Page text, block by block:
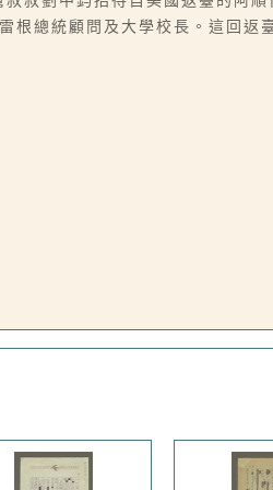
總統顧問及大學校長。這回返